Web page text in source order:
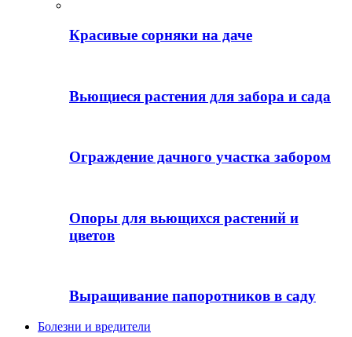
Красивые сорняки на даче
Вьющиеся растения для забора и сада
Ограждение дачного участка забором
Опоры для вьющихся растений и
цветов
Выращивание папоротников в саду
Болезни и вредители